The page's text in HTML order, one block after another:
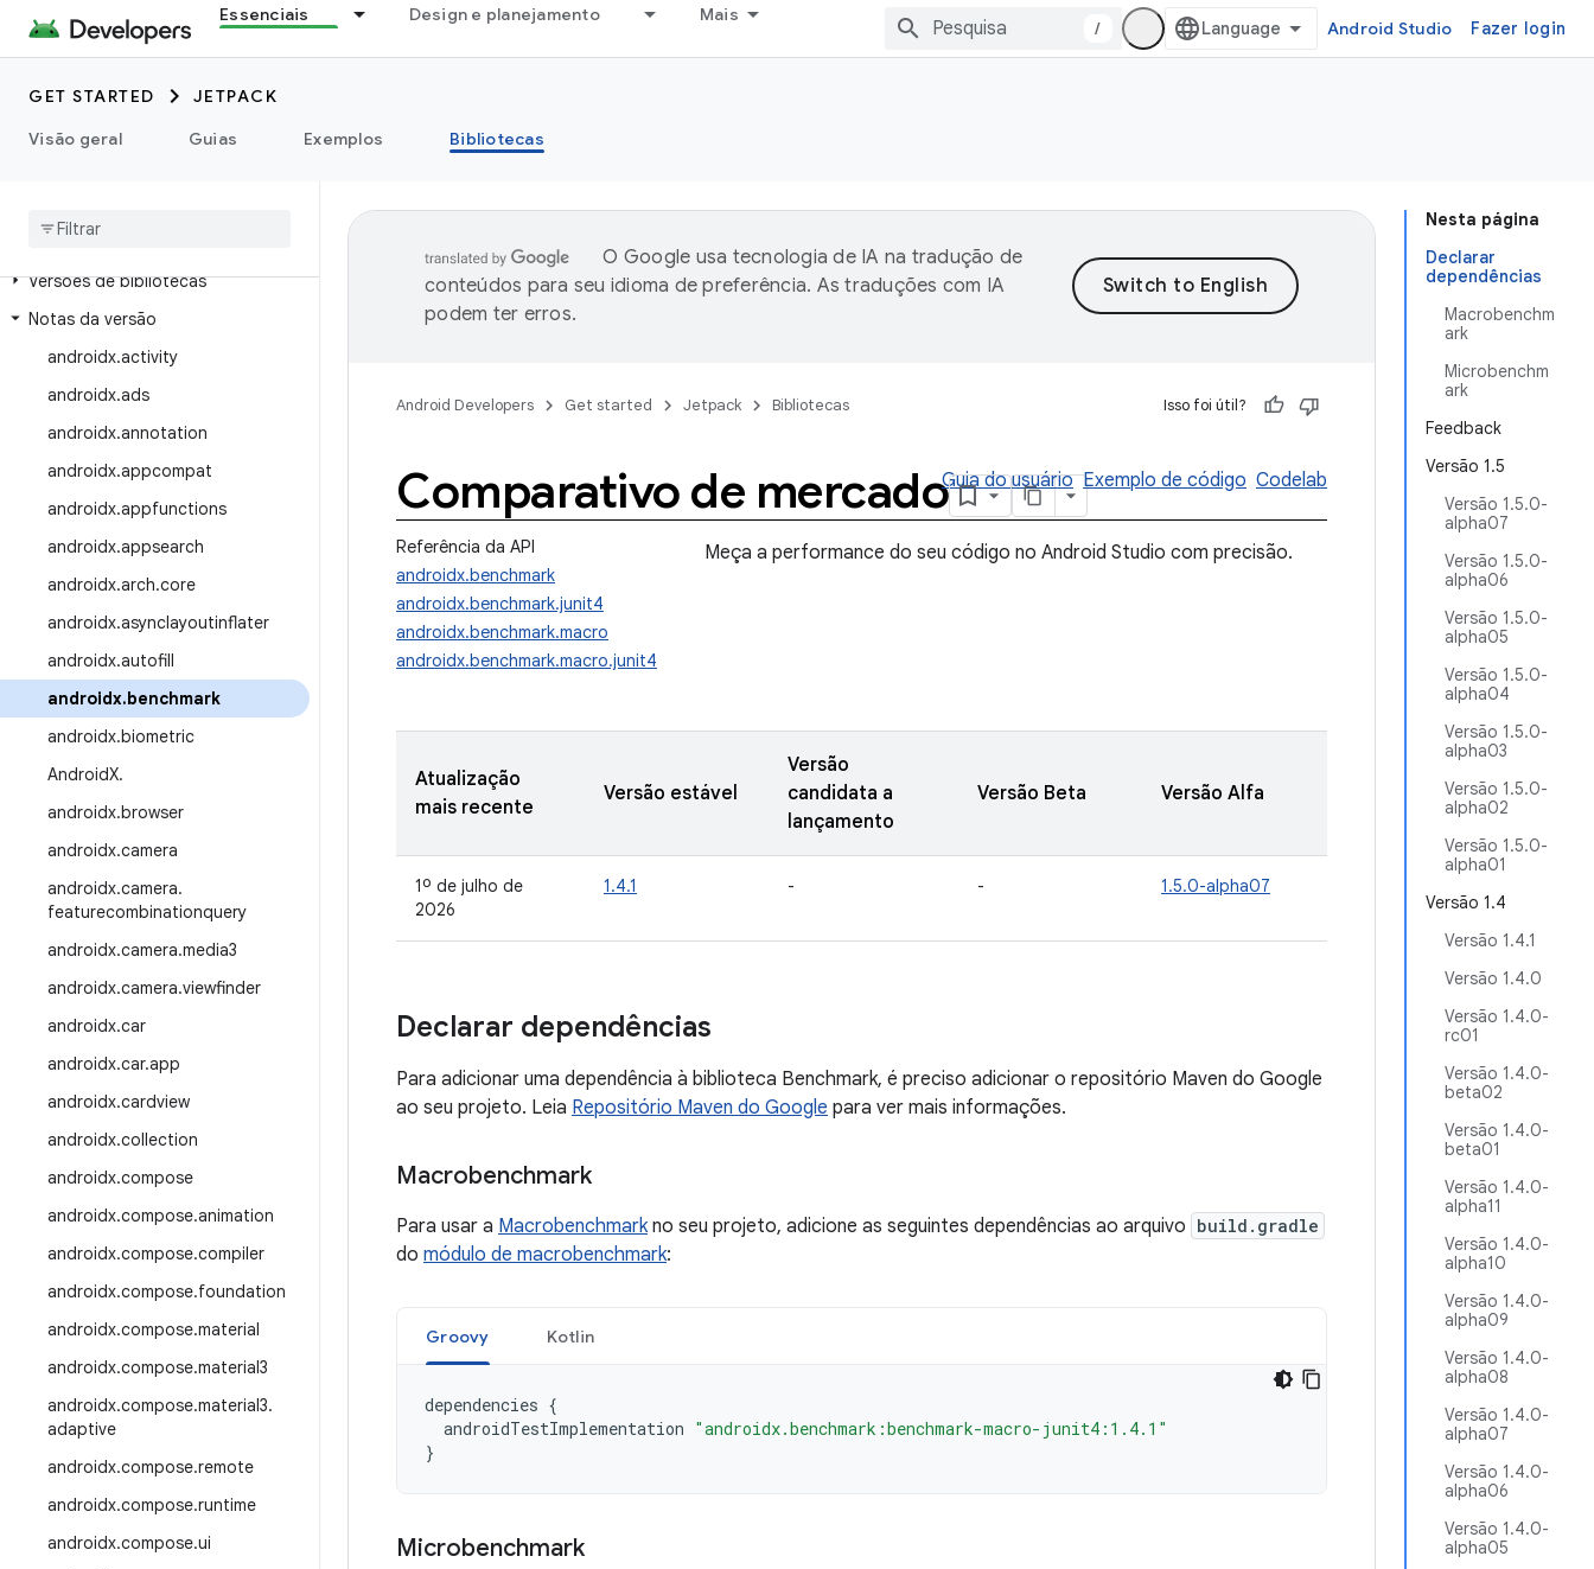
Essenciais Design e planejamento Mais
/ Android Studio Fazer login
GET STARTED
JETPACK
Visão geral
Guias Exemplos Bibliotecas
Versões de bibliotecas
Notas da versão
androidx.activity
androidx.ads
androidx.annotation
androidx.appcompat
androidx.appfunctions
androidx.appsearch
androidx.arch.core
androidx.asynclayoutinflater
androidx.autofill
androidx.benchmark
androidx.biometric
AndroidX.
androidx.browser
androidx.camera
androidx.camera.
featurecombinationquery
androidx.camera.media3
androidx.camera.viewfinder
androidx.car
androidx.car.app
androidx.cardview
androidx.collection
androidx.compose
androidx.compose.animation
androidx.compose.compiler
androidx.compose.foundation
androidx.compose.material
androidx.compose.material3
androidx.compose.material3.
adaptive
androidx.compose.remote
androidx.compose.runtime
androidx.compose.ui
Nesta página
Declarar
dependências
Macrobenchm
ark
Microbenchm
ark
Feedback
Versão 1.5
Versão 1.5.0-
alpha07
Versão 1.5.0-
alpha06
Versão 1.5.0-
alpha05
Versão 1.5.0-
alpha04
Versão 1.5.0-
alpha03
Versão 1.5.0-
alpha02
Versão 1.5.0-
alpha01
Versão 1.4
Versão 1.4.1
Versão 1.4.0
Versão 1.4.0-
rc01
Versão 1.4.0-
beta02
Versão 1.4.0-
beta01
Versão 1.4.0-
alpha11
Versão 1.4.0-
alpha10
Versão 1.4.0-
alpha09
Versão 1.4.0-
alpha08
Versão 1.4.0-
alpha07
Versão 1.4.0-
alpha06
Versão 1.4.0-
alpha05
O Google usa tecnologia de IA na tradução de
conteúdos para seu idioma de preferência. As traduções com IA
podem ter erros.
Android Developers Get started Jetpack Bibliotecas Isso foi útil?
Comparativo de mercadoGuia do usuário Exemplo de código Codelab
Referência da API
androidx.benchmark
androidx.benchmark.junit4
androidx.benchmark.macro
androidx.benchmark.macro.junit4
Meça a performance do seu código no Android Studio com precisão.
Atualização
mais recente
Versão estável
Versão
candidata a
lançamento
Versão Beta Versão Alfa
1º de julho de
2026
1.4.1 - - 1.5.0-alpha07
Declarar dependências
Para adicionar uma dependência à biblioteca Benchmark, é preciso adicionar o repositório Maven do Google
ao seu projeto. Leia Repositório Maven do Google para ver mais informações.
Macrobenchmark
Para usar a Macrobenchmarkno seu projeto, adicione as seguintes dependências ao arquivo build.gradle
do módulo de macrobenchmark:
Groovy Kotlin
dependencies {
androidTestImplementation "androidx.benchmark:benchmark-macro-junit4:1.4.1"
}
Microbenchmark